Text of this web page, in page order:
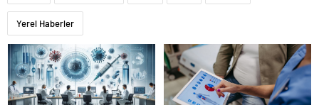
Yerel Haberler